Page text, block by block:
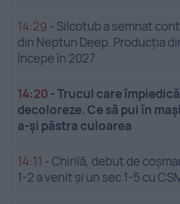
14:29 - Silcotub a semnat
din Neptun Deep. Producția
începe în 2027
14:20 -Trucul care
decoloreze. Ce să pui în
a-și păstra culoarea
14:11 -Chirilă, debut de
1-2 a venit și un sec 1-5 cu